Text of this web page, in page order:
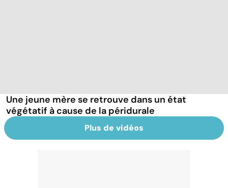
Une jeune mère se retrouve dans un état
végétatif à cause de la péridurale
Plus de vidéos